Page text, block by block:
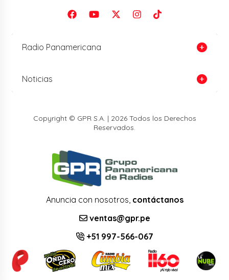
Radio Panamericana
Noticias
Copyright © GPR S.A. | 2026 Todos los Derechos
Reservados.
Anuncia con nosotros, contáctanos
ventas@gpr.pe
+51 997-566-067